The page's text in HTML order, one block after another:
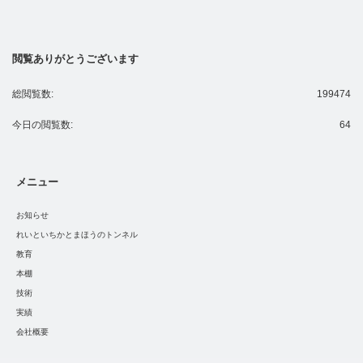
閲覧ありがとうございます
199474
総閲覧数:
64
今日の閲覧数:
メニュー
お知らせ
れいといちかとまほうのトンネル
教育
本棚
技術
実績
会社概要